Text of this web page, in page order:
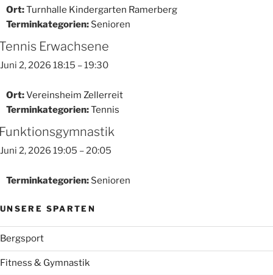
Ort:Turnhalle Kindergarten Ramerberg
Terminkategorien: Senioren
Erwachsene
Juni 2, 2026 18:15 –19:30
Ort:Vereinsheim Zellerreit
Terminkategorien:Tennis
Juni 2, 2026 19:05 –20:05
Terminkategorien: Senioren
UNSERE SPARTEN
Bergsport
Fitness & Gymnastik